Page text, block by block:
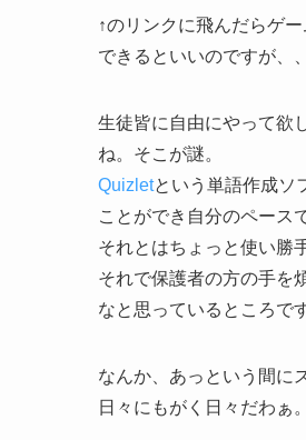
↑のリンクに飛んだらゲ
できるといいのですが、
生徒皆に自由にやって欲
ね。そこが謎。
Quizletという単語作成ソ
ことができ自分のペース
それとはちょっと使い勝
それで保護者の方の手を
なと思っているところで
なんか、あっという間に
日々にもがく日々だわぁ。